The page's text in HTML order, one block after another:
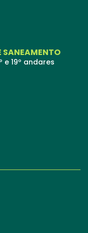
SANEAMENTO
e 19º andares